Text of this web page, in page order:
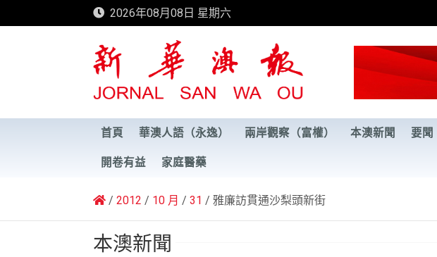
to
2026年08月08日 星期六
新華澳報
首頁 華澳人語（永逸） 兩岸觀察（富權） 本澳新聞 要聞
開卷有益 家庭醫藥
2012 10 月 31 雅廉訪貫通沙梨頭新街
本澳新聞